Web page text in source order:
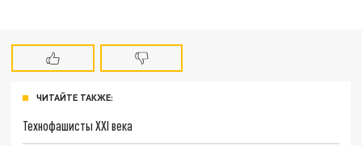
ЧИТАЙТЕ ТАКЖЕ:
Технофашисты XXI века